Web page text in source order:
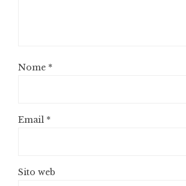
Nome *
Email *
Sito web